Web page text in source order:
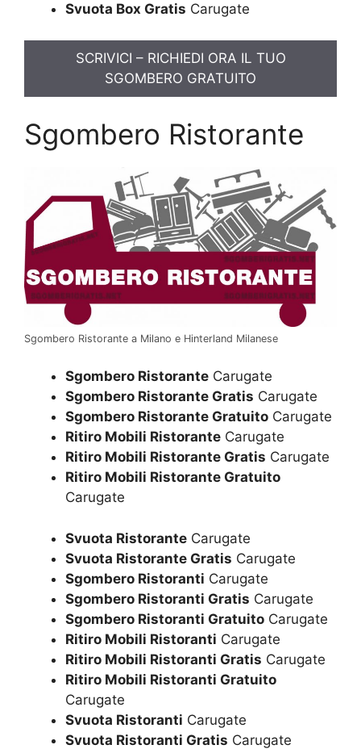
Svuota Box Gratis Carugate
SCRIVICI – RICHIEDI ORA IL TUO
SGOMBERO GRATUITO
Sgombero Ristorante
Sgombero Ristorante a Milano e Hinterland Milanese
Sgombero Ristorante Carugate
Sgombero Ristorante Gratis Carugate
Sgombero Ristorante Gratuito Carugate
Ritiro Mobili Ristorante Carugate
Ritiro Mobili Ristorante Gratis Carugate
Ritiro Mobili Ristorante Gratuito
Carugate
Svuota Ristorante Carugate
Svuota Ristorante Gratis Carugate
Sgombero Ristoranti Carugate
Sgombero Ristoranti Gratis Carugate
Sgombero Ristoranti Gratuito Carugate
Ritiro Mobili Ristoranti Carugate
Ritiro Mobili Ristoranti Gratis Carugate
Ritiro Mobili Ristoranti Gratuito
Carugate
Svuota Ristoranti Carugate
Svuota Ristoranti Gratis Carugate